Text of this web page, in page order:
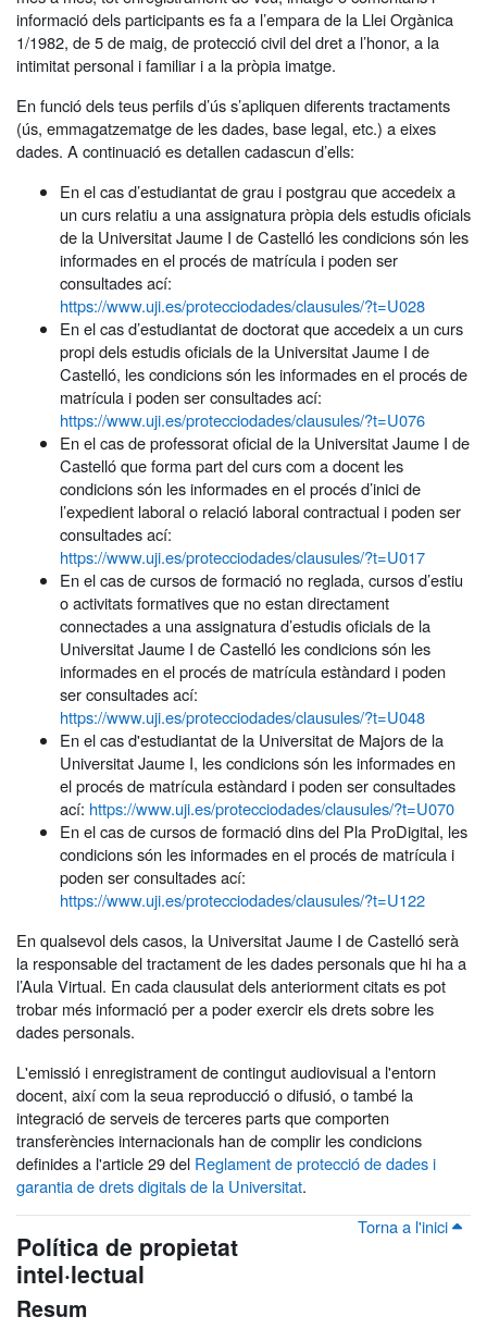
informació dels participants es fa a l’empara de la Llei Orgànica
1/1982, de 5 de maig, de protecció civil del dret a l’honor, a la
intimitat personal i familiar i a la pròpia imatge.
En funció dels teus perfils d’ús s’apliquen diferents tractaments
(ús, emmagatzematge de les dades, base legal, etc.) a eixes
dades. A continuació es detallen cadascun d’ells:
En el cas d’estudiantat de grau i postgrau que accedeix a
un curs relatiu a una assignatura pròpia dels estudis oficials
de la Universitat Jaume I de Castelló les condicions són les
informades en el procés de matrícula i poden ser
consultades ací:
https://www.uji.es/protecciodades/clausules/?t=U028
En el cas d’estudiantat de doctorat que accedeix a un curs
propi dels estudis oficials de la Universitat Jaume I de
Castelló, les condicions són les informades en el procés de
matrícula i poden ser consultades ací:
https://www.uji.es/protecciodades/clausules/?t=U076
En el cas de professorat oficial de la Universitat Jaume I de
Castelló que forma part del curs com a docent les
condicions són les informades en el procés d’inici de
l’expedient laboral o relació laboral contractual i poden ser
consultades ací:
https://www.uji.es/protecciodades/clausules/?t=U017
En el cas de cursos de formació no reglada, cursos d’estiu
o activitats formatives que no estan directament
connectades a una assignatura d’estudis oficials de la
Universitat Jaume I de Castelló les condicions són les
informades en el procés de matrícula estàndard i poden
ser consultades ací:
https://www.uji.es/protecciodades/clausules/?t=U048
En el cas d'estudiantat de la Universitat de Majors de la
Universitat Jaume I, les condicions són les informades en
el procés de matrícula estàndard i poden ser consultades
ací: https://www.uji.es/protecciodades/clausules/?t=U070
En el cas de cursos de formació dins del Pla ProDigital, les
condicions són les informades en el procés de matrícula i
poden ser consultades ací:
https://www.uji.es/protecciodades/clausules/?t=U122
En qualsevol dels casos, la Universitat Jaume I de Castelló serà
la responsable del tractament de les dades personals que hi ha a
l’Aula Virtual. En cada clausulat dels anteriorment citats es pot
trobar més informació per a poder exercir els drets sobre les
dades personals.
L'emissió i enregistrament de contingut audiovisual a l'entorn
docent, així com la seua reproducció o difusió, o també la
integració de serveis de terceres parts que comporten
transferències internacionals han de complir les condicions
definides a l'article 29 del Reglament de protecció de dades i
garantia de drets digitals de la Universitat.
Torna a l'inici
Política de propietat
intel·lectual
Resum